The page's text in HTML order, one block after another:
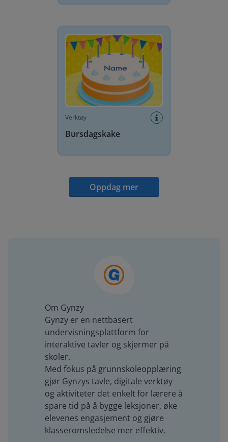
Verktøy
Bursdagskake
Oppdag mer
Om Gynzy
Gynzy er en nettbasert
undervisningsplattform for
interaktive tavler og skjermer på
skoler.
Med fokus på grunnskoleopplæring
gjør Gynzys tavle, digitale verktøy
og aktiviteter det enkelt for lærere å
spare tid på å bygge leksjoner, øke
elevenes engasjement og gjøre
klasseromsledelse mer effektiv.